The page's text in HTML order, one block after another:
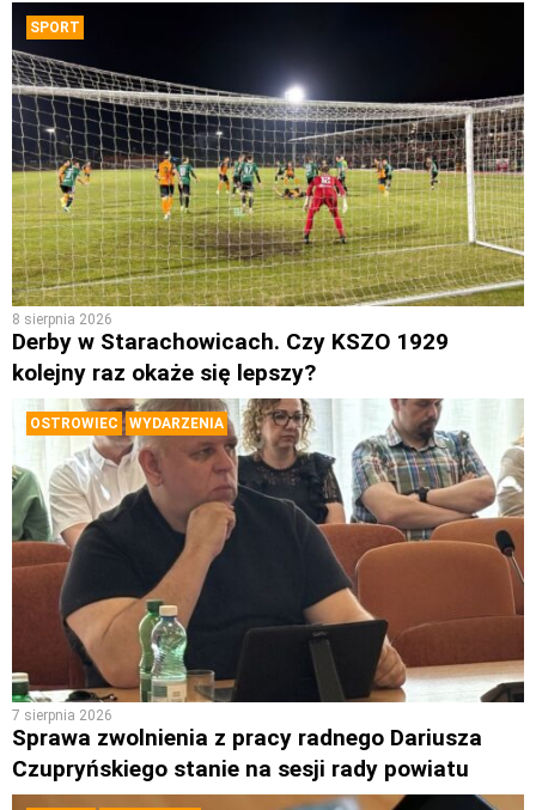
SPORT
8 sierpnia 2026
Derby w Starachowicach. Czy KSZO 1929
kolejny raz okaże się lepszy?
OSTROWIEC WYDARZENIA
7 sierpnia 2026
Sprawa zwolnienia z pracy radnego Dariusza
Czupryńskiego stanie na sesji rady powiatu